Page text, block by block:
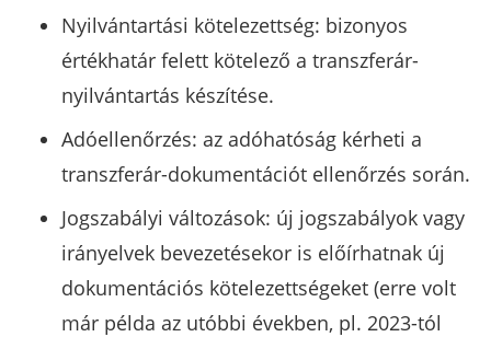
Nyilvántartási kötelezettség: bizonyos
értékhatár felett kötelező a transzferár-
nyilvántartás készítése.
Adóellenőrzés: az adóhatóság kérheti a
transzferár-dokumentációt ellenőrzés során.
Jogszabályi változások: új jogszabályok vagy
irányelvek bevezetésekor is előírhatnak új
dokumentációs kötelezettségeket (erre volt
már példa az utóbbi években, pl. 2023-tól